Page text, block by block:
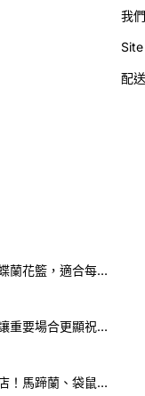
我
配
G花店讓你輕鬆訂花，太陽花和蝴蝶蘭花籃，適合每個重要時刻！-SF390
「G花店提供的精美花籃與枱花，讓重要場合更顯祝賀與喜悅，適合各種用場！」-SF398
「設計感十足的花籃擺設就在G花店！馬蹄蘭、袋鼠爪、罌粟花，為你的重大場合增光添彩！」-SF209